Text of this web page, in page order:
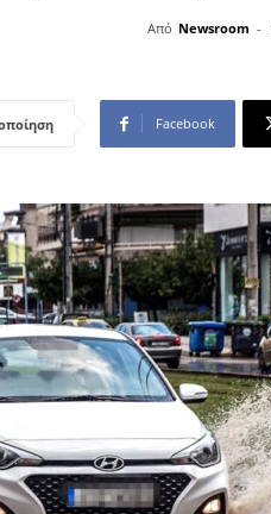
Από Newsroom -
Facebook